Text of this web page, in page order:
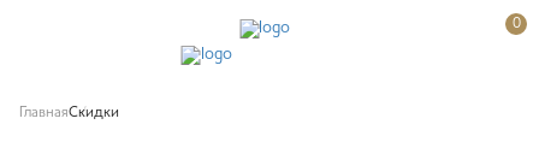
0
ГлавнаяСкидки